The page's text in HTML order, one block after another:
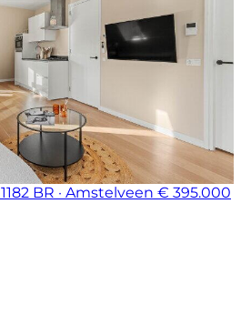
1182 BR · Amstelveen € 395.000